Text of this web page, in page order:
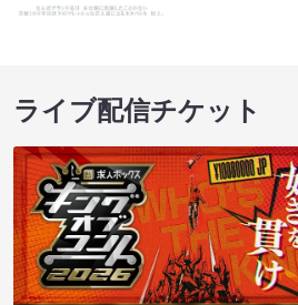
ライブ配信チケット